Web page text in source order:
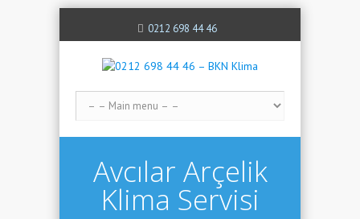
0212 698 44 46
Avcılar Arçelik
Klima Servisi